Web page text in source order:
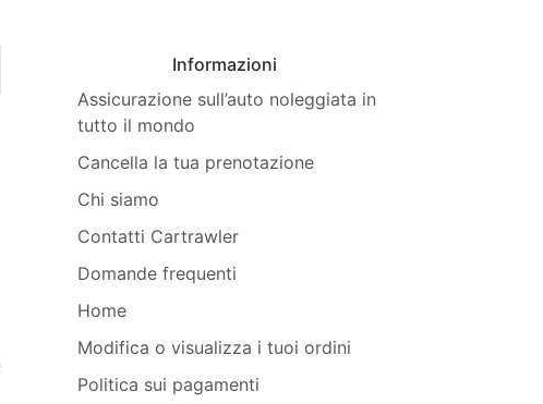
Informazioni
Assicurazione sull’auto noleggiata in
tutto il mondo
Cancella la tua prenotazione
Chi siamo
Contatti Cartrawler
Domande frequenti
Home
Modifica o visualizza i tuoi ordini
Politica sui pagamenti